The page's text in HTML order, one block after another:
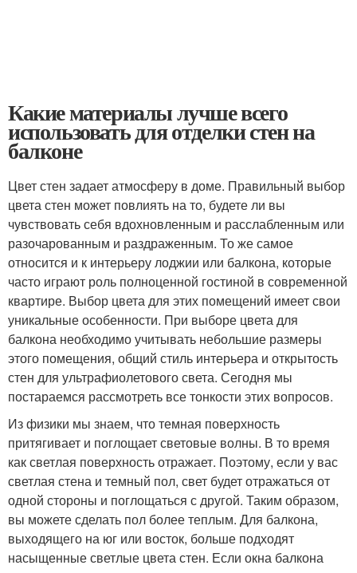
Какие материалы лучше всего
использовать для отделки стен на
балконе
Цвет стен задает атмосферу в доме. Правильный выбор
цвета стен может повлиять на то, будете ли вы
чувствовать себя вдохновленным и расслабленным или
разочарованным и раздраженным. То же самое
относится и к интерьеру лоджии или балкона, которые
часто играют роль полноценной гостиной в современной
квартире. Выбор цвета для этих помещений имеет свои
уникальные особенности. При выборе цвета для
балкона необходимо учитывать небольшие размеры
этого помещения, общий стиль интерьера и открытость
стен для ультрафиолетового света. Сегодня мы
постараемся рассмотреть все тонкости этих вопросов.
Из физики мы знаем, что темная поверхность
притягивает и поглощает световые волны. В то время
как светлая поверхность отражает. Поэтому, если у вас
светлая стена и темный пол, свет будет отражаться от
одной стороны и поглощаться с другой. Таким образом,
вы можете сделать пол более теплым. Для балкона,
выходящего на юг или восток, больше подходят
насыщенные светлые цвета стен. Если окна балкона